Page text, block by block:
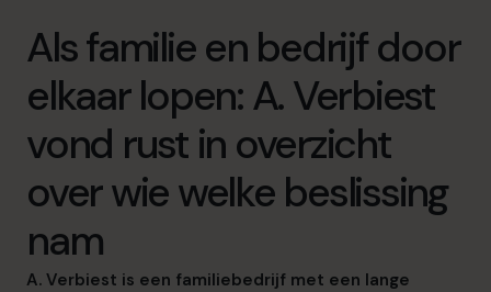
Over ons
Word lid van ons team
Plan een kennismakingsgesprek
info.be@cfocentre.com
Als familie en bedrijf door
elkaar lopen: A. Verbiest
vond rust in overzicht
over wie welke beslissing
nam
A. Verbiest is een familiebedrijf met een lange